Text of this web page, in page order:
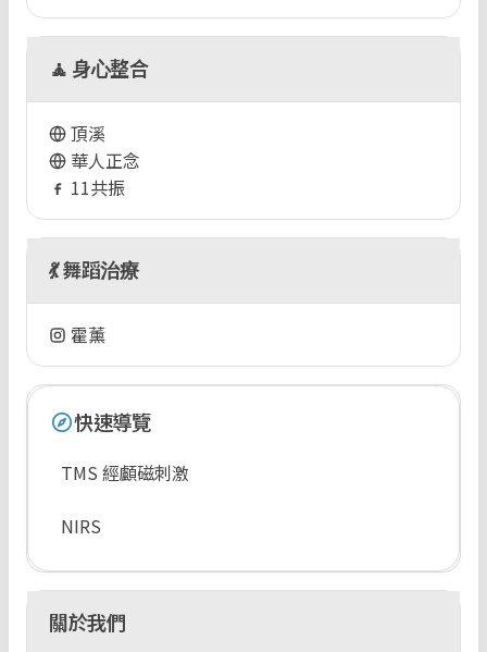
🧘 身心整合
頂溪
華人正念
11共振
💃 舞蹈治療
霍薰
快速導覽
TMS 經顱磁刺激
NIRS
關於我們